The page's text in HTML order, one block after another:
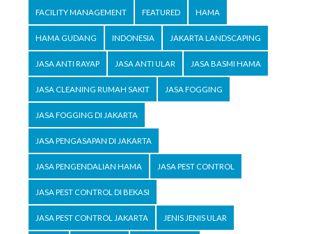
FACILITY MANAGEMENT FEATURED HAMA
HAMA GUDANG INDONESIA JAKARTA LANDSCAPING
JASA ANTI RAYAP JASA ANTI ULAR JASA BASMI HAMA
JASA CLEANING RUMAH SAKIT JASA FOGGING
JASA FOGGING DI JAKARTA
JASA PENGASAPAN DI JAKARTA
JASA PENGENDALIAN HAMA JASA PEST CONTROL
JASA PEST CONTROL DI BEKASI
JASA PEST CONTROL JAKARTA JENIS JENIS ULAR